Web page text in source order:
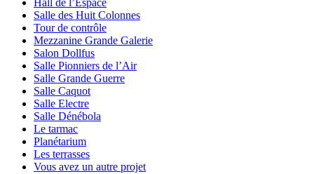
Salle des Huit Colonnes
Tour de contrôle
Mezzanine Grande Galerie
Salon Dollfus
Salle Pionniers de l’Air
Salle Grande Guerre
Salle Caquot
Salle Electre
Salle Dénébola
Le tarmac
Planétarium
Les terrasses
Vous avez un autre projet